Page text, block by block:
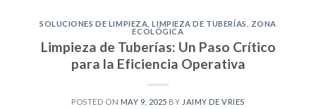
SOLUCIONES DE LIMPIEZA ,LIMPIEZA DE TUBERÍAS
ZONA
ECOLÓGICA
Limpieza de Tuberías: Un Paso Crítico
para la Eficiencia Operativa
POSTED ON MAY 9, 2025 BY JAIMY DE VRIES